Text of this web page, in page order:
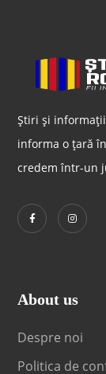
Știri și
informa o țară
credem într-un
About us
Despre noi
Politica de